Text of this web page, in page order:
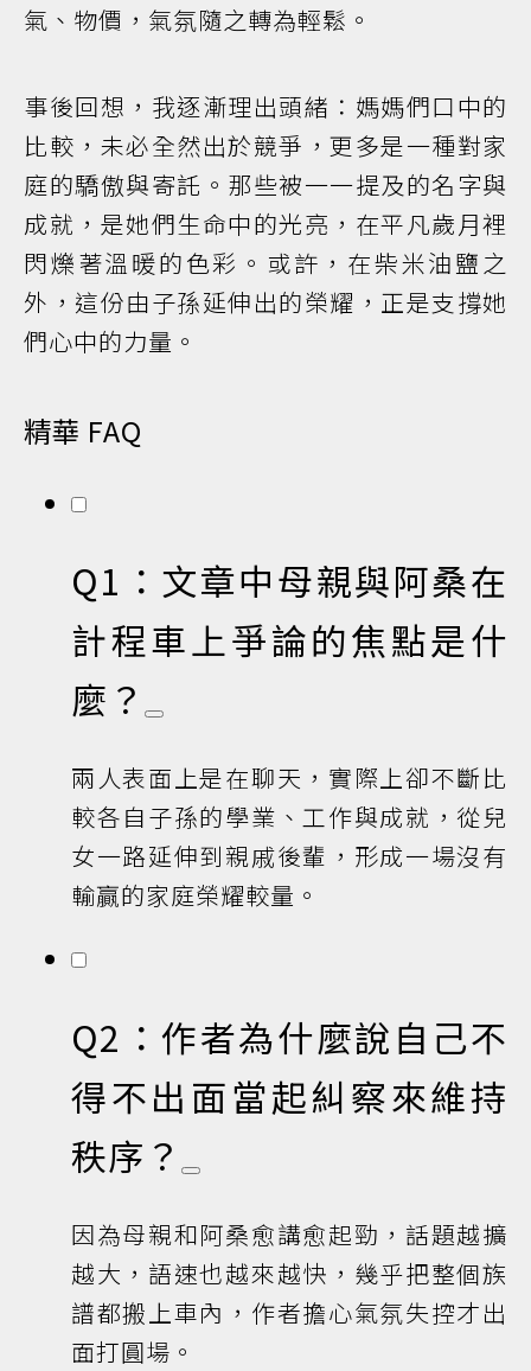
氣、物價，氣氛隨之轉為輕鬆。
事後回想，我逐漸理出頭緒：媽媽們口中的
比較，未必全然出於競爭，更多是一種對家
庭的驕傲與寄託。那些被一一提及的名字與
成就，是她們生命中的光亮，在平凡歲月裡
閃爍著溫暖的色彩。或許，在柴米油鹽之
外，這份由子孫延伸出的榮耀，正是支撐她
們心中的力量。
精華 FAQ
Q1：文章中母親與阿桑在
計程車上爭論的焦點是什
麼？
兩人表面上是在聊天，實際上卻不斷比
較各自子孫的學業、工作與成就，從兒
女一路延伸到親戚後輩，形成一場沒有
輸贏的家庭榮耀較量。
Q2：作者為什麼說自己不
得不出面當起糾察來維持
秩序？
因為母親和阿桑愈講愈起勁，話題越擴
越大，語速也越來越快，幾乎把整個族
譜都搬上車內，作者擔心氣氛失控才出
面打圓場。